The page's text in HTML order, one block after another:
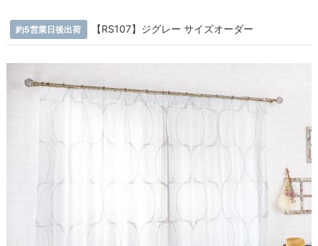
約5営業日後出荷 【RS107】ジグレー サイズオーダー